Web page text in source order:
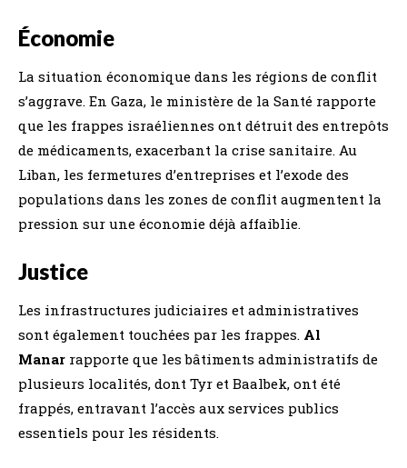
Économie
La situation économique dans les régions de conflit
s’aggrave. En Gaza, le ministère de la Santé rapporte
que les frappes israéliennes ont détruit des entrepôts
de médicaments, exacerbant la crise sanitaire. Au
Liban, les fermetures d’entreprises et l’exode des
populations dans les zones de conflit augmentent la
pression sur une économie déjà affaiblie.
Justice
Les infrastructures judiciaires et administratives
sont également touchées par les frappes. Al
Manar rapporte que les bâtiments administratifs de
plusieurs localités, dont Tyr et Baalbek, ont été
frappés, entravant l’accès aux services publics
essentiels pour les résidents.